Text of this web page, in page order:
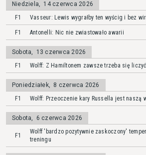
Niedziela, 14 czerwca 2026
F1
Vasseur: Lewis wygrałby ten wyścig i bez
F1 Antonelli: Nic nie zwiastowało awarii
Sobota,
13 czerwca 2026
F1
Wolff: Z Hamiltonem zawsze trzeba się liczyć
Poniedziałek, 8 czerwca 2026
F1
Wolff: Przeoczenie kary Russella jest naszą
Sobota, 6 czerwca 2026
F1
Wolff 'bardzo pozytywnie zaskoczony'
treningu